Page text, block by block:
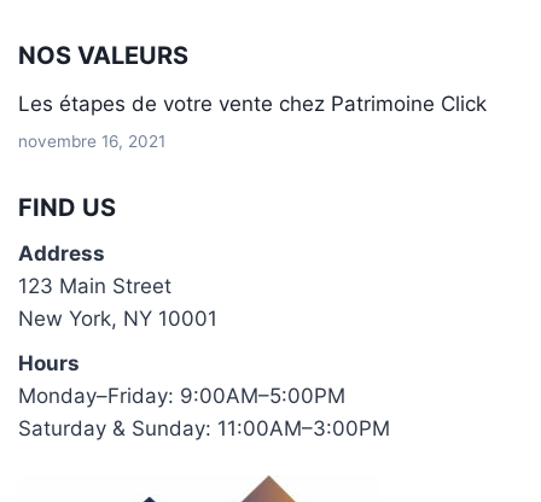
NOS VALEURS
Les étapes de votre vente chez Patrimoine Click
novembre 16, 2021
FIND US
Address
123 Main Street
New York, NY 10001
Hours
Monday–Friday: 9:00AM–5:00PM
Saturday & Sunday: 11:00AM–3:00PM